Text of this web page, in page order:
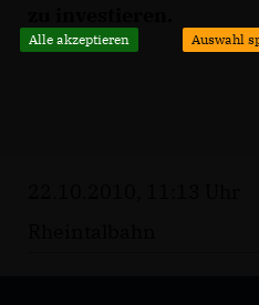
Alle akzeptieren Auswahl